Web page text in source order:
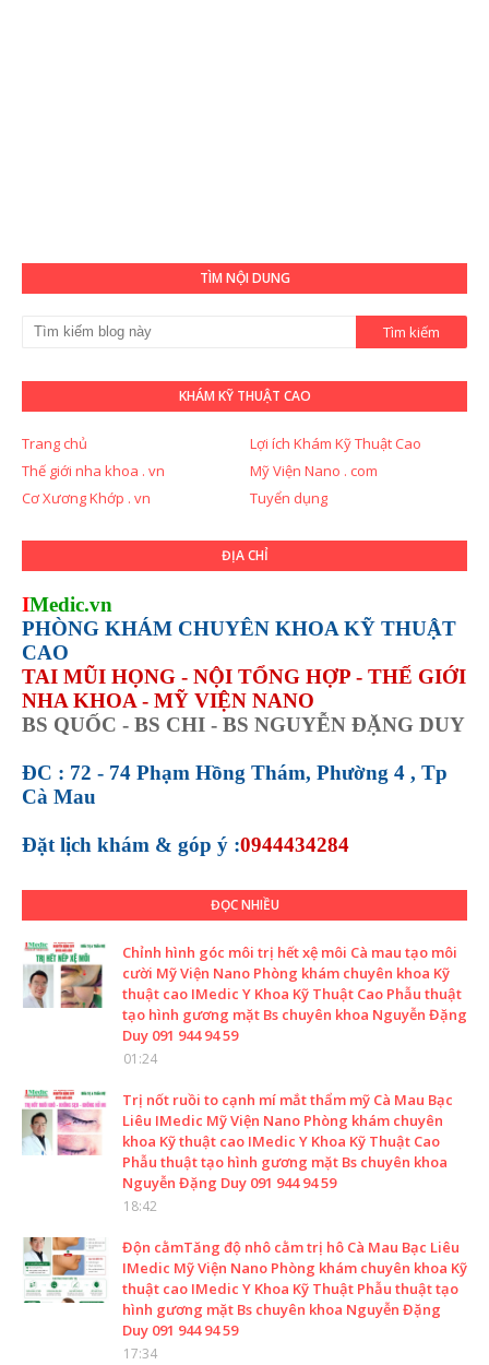
TÌM NỘI DUNG
KHÁM KỸ THUẬT CAO
Trang chủ
Lợi ích Khám Kỹ Thuật Cao
Thế giới nha khoa . vn
Mỹ Viện Nano . com
Cơ Xương Khớp . vn
Tuyển dụng
ĐỊA CHỈ
IMedic.vn
PHÒNG KHÁM CHUYÊN KHOA KỸ THUẬT
CAO
TAI MŨI HỌNG - NỘI TỔNG HỢP - THẾ GIỚI
NHA KHOA - MỸ VIỆN NANO
BS QUỐC - BS CHI - BS NGUYỄN ĐẶNG DUY
ĐC : 72 - 74 Phạm Hồng Thám, Phường 4 , Tp
Cà Mau
Đặt lịch khám & góp ý :0944434284
ĐỌC NHIỀU
Chỉnh hình góc môi trị hết xệ môi Cà mau tạo môi
cười Mỹ Viện Nano Phòng khám chuyên khoa Kỹ
thuật cao IMedic Y Khoa Kỹ Thuật Cao Phẫu thuật
tạo hình gương mặt Bs chuyên khoa Nguyễn Đặng
Duy 091 944 94 59
01:24
Trị nốt ruồi to cạnh mí mắt thẩm mỹ Cà Mau Bạc
Liêu IMedic Mỹ Viện Nano Phòng khám chuyên
khoa Kỹ thuật cao IMedic Y Khoa Kỹ Thuật Cao
Phẫu thuật tạo hình gương mặt Bs chuyên khoa
Nguyễn Đặng Duy 091 944 94 59
18:42
Độn cằmTăng độ nhô cằm trị hô Cà Mau Bạc Liêu
IMedic Mỹ Viện Nano Phòng khám chuyên khoa Kỹ
thuật cao IMedic Y Khoa Kỹ Thuật Phẫu thuật tạo
hình gương mặt Bs chuyên khoa Nguyễn Đặng
Duy 091 944 94 59
17:34